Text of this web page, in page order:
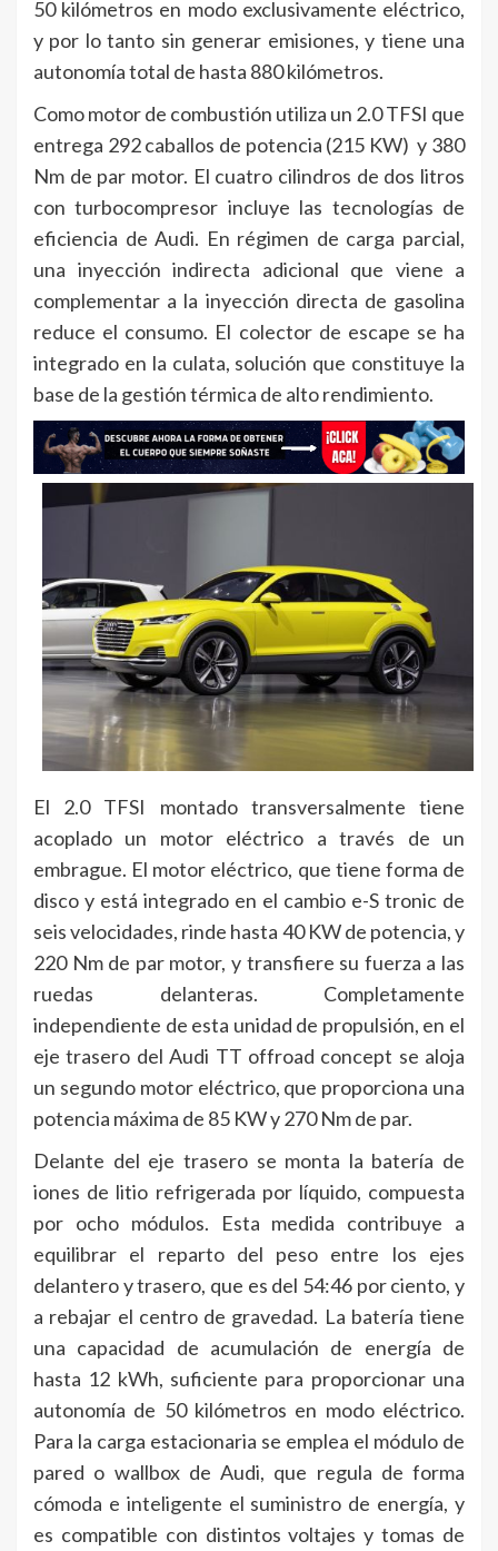
50 kilómetros en modo exclusivamente eléctrico,
y por lo tanto sin generar emisiones, y tiene una
autonomía total de hasta 880 kilómetros.
Como motor de combustión utiliza un 2.0 TFSI que
entrega 292 caballos de potencia (215 KW) y 380
Nm de par motor. El cuatro cilindros de dos litros
con turbocompresor incluye las tecnologías de
eficiencia de Audi. En régimen de carga parcial,
una inyección indirecta adicional que viene a
complementar a la inyección directa de gasolina
reduce el consumo. El colector de escape se ha
integrado en la culata, solución que constituye la
base de la gestión térmica de alto rendimiento.
El 2.0 TFSI montado transversalmente tiene
acoplado un motor eléctrico a través de un
embrague. El motor eléctrico, que tiene forma de
disco y está integrado en el cambio e-S tronic de
seis velocidades, rinde hasta 40 KW de potencia, y
220 Nm de par motor, y transfiere su fuerza a las
ruedas delanteras. Completamente
independiente de esta unidad de propulsión, en el
eje trasero del Audi TT offroad concept se aloja
un segundo motor eléctrico, que proporciona una
potencia máxima de 85 KW y 270 Nm de par.
Delante del eje trasero se monta la batería de
iones de litio refrigerada por líquido, compuesta
por ocho módulos. Esta medida contribuye a
equilibrar el reparto del peso entre los ejes
delantero y trasero, que es del 54:46 por ciento, y
a rebajar el centro de gravedad. La batería tiene
una capacidad de acumulación de energía de
hasta 12 kWh, suficiente para proporcionar una
autonomía de 50 kilómetros en modo eléctrico.
Para la carga estacionaria se emplea el módulo de
pared o wallbox de Audi, que regula de forma
cómoda e inteligente el suministro de energía, y
es compatible con distintos voltajes y tomas de